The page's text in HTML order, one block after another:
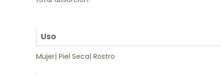
Uso
Mujer| Piel Seca| Rostro